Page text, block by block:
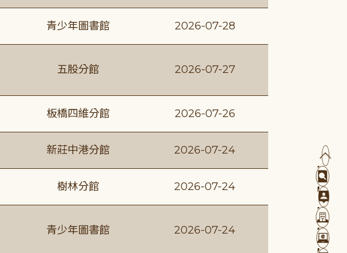
青少年圖書館 2026-07-28
五股分館 2026-07-27
板橋四維分館 2026-07-26
新莊中港分館 2026-07-24
樹林分館 2026-07-24
青少年圖書館 2026-07-24